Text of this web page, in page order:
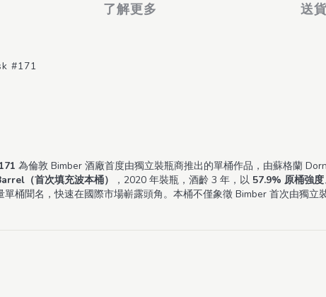
了解更多 送
#171
為倫敦 Bimber 酒廠首度由獨立裝瓶商推出的單桶作品，由蘇格蘭
（首次填充波本桶） ，2020 年裝瓶，酒齡 3 年，以 57.9% 原桶強度
桶聞名，快速在國際市場嶄露頭角。本桶不僅象徵 Bimber 首次由獨